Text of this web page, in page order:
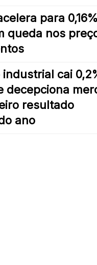
para
queda nos
industrial cai
decepciona
resultado
ano